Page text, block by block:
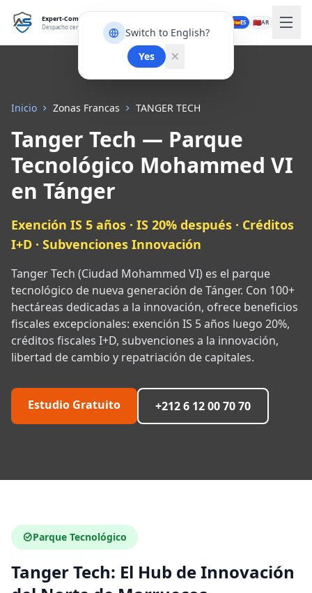
Switch to English?
Yes
Expert-Comptable Tanger
Despacho certificado OPCA 🇪🇸ES 🇲🇦AR
Inicio Zonas Francas TANGER TECH
Tanger Tech — Parque
Tecnológico Mohammed VI
en Tánger
Exención IS 5 años · IS 20% después · Créditos
I+D · Subvenciones Innovación
Tanger Tech (Ciudad Mohammed VI) es el parque
tecnológico de nueva generación de Tánger. Con 100+
hectáreas dedicadas a la innovación, ofrece beneficios
fiscales excepcionales: exención IS 5 años luego 20%,
créditos fiscales I+D, subvenciones a la innovación,
libertad de cambio y repatriación de capitales.
Estudio Gratuito +212 6 12 00 70 70
Parque Tecnológico
Tanger Tech: El Hub de Innovación